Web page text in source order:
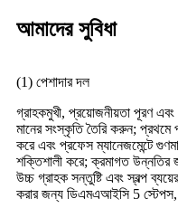
আমাদের সুবিধা
(1) পেশাদার দল
গ্রাহকমুখী, প্রয়োজনীয়তা পূরণ এবং
মানের সংস্কৃতি তৈরি করুন; প্রথমে
করে এবং প্রফেস ম্যানেজমেন্টে
শক্তিশালী করে; ক্রমাগত
উচ্চ গ্রাহক সন্তুষ্টি এবং স্বল্প
করার জন্য ডিএমএআইসি 5 স্টেপস,